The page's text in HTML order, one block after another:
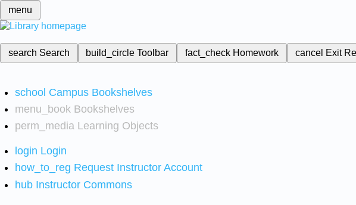
menu
search Search build_circleToolbar fact_check Homework cancel Exit
school Campus Bookshelves
menu_book Bookshelves
perm_media Learning Objects
login Login
how_to_reg Request Instructor Account
hub Instructor Commons